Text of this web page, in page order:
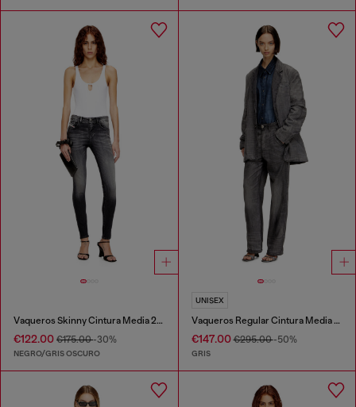
Vaqueros Skinny Cintura Media 2017 Slandy
€122.00 €175.00-30%
NEGRO/GRIS OSCURO
UNISEX
Vaqueros Regular Cintura Media D-Phant-chino
€147.00€295.00-50%
GRIS